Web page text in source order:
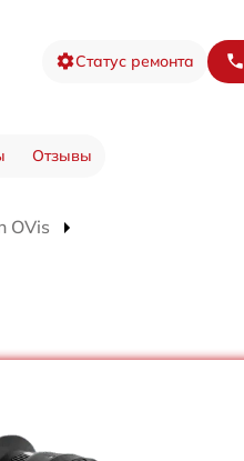
Статус ремонта
Отзывы
OVis